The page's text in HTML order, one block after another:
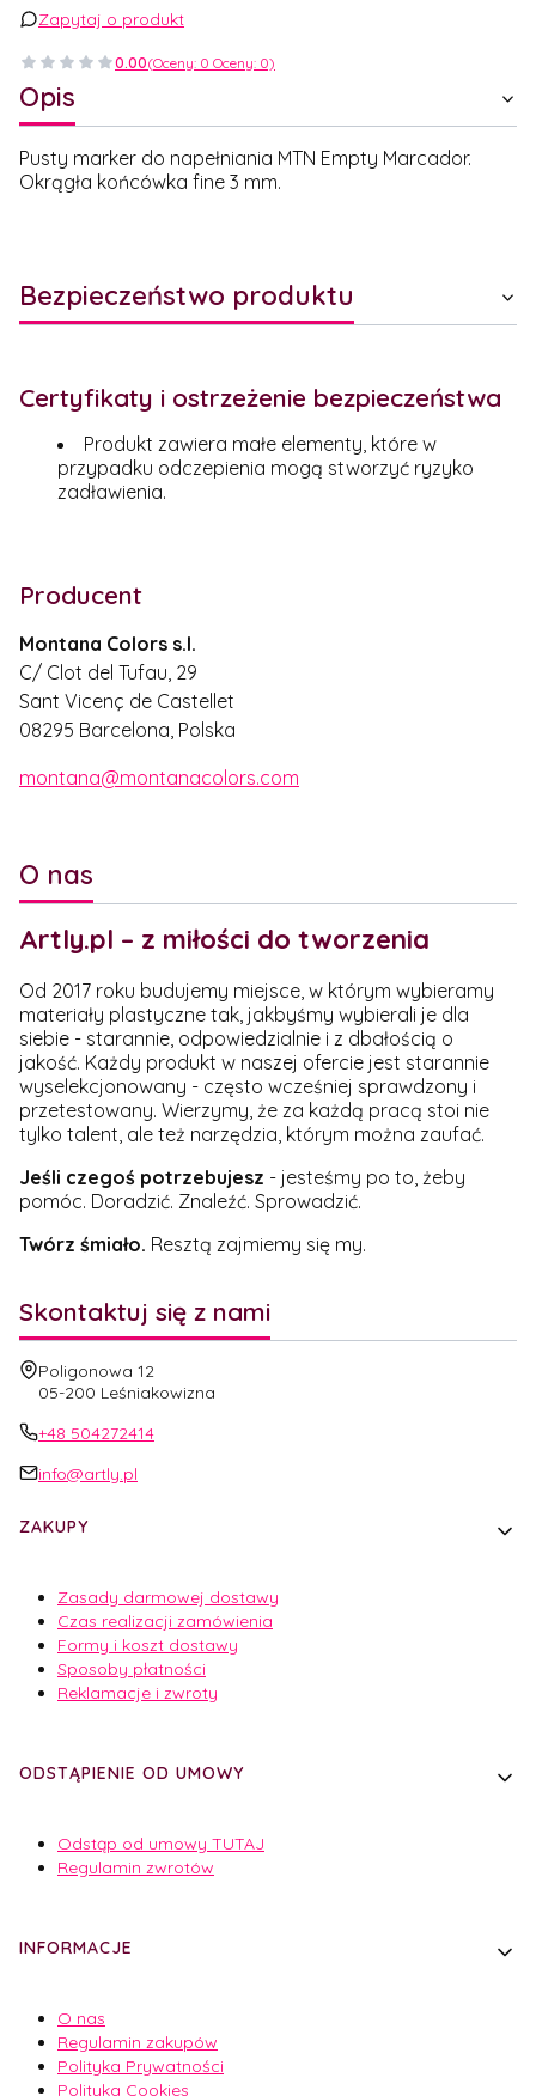
Zapytaj o produkt
0.00(Oceny: 0 Oceny: 0)
Opis
Pusty marker do napełniania MTN Empty Marcador.
Okrągła końcówka fine 3 mm.
Bezpieczeństwo produktu
Certyfikaty i ostrzeżenie bezpieczeństwa
Produkt zawiera małe elementy, które w
przypadku odczepienia mogą stworzyć ryzyko
zadławienia.
Producent
Montana Colors s.l.
C/ Clot del Tufau, 29
Sant Vicenç de Castellet
08295 Barcelona, Polska
montana@montanacolors.com
O nas
Artly.pl – z miłości do tworzenia
Od 2017 roku budujemy miejsce, w którym wybieramy
materiały plastyczne tak, jakbyśmy wybierali je dla
siebie - starannie, odpowiedzialnie i z dbałością o
jakość. Każdy produkt w naszej ofercie jest starannie
wyselekcjonowany - często wcześniej sprawdzony i
przetestowany. Wierzymy, że za każdą pracą stoi nie
tylko talent, ale też narzędzia, którym można zaufać.
Jeśli czegoś potrzebujesz - jesteśmy po to, żeby
pomóc. Doradzić. Znaleźć. Sprowadzić.
Twórz śmiało. Resztą zajmiemy się my.
Skontaktuj się z nami
Adres:
Poligonowa 12
05-200 Leśniakowizna
+48 504272414
info@artly.pl
ZAKUPY
Zasady darmowej dostawy
Czas realizacji zamówienia
Formy i koszt dostawy
Sposoby płatności
Reklamacje i zwroty
ODSTĄPIENIE OD UMOWY
Odstąp od umowy TUTAJ
Regulamin zwrotów
INFORMACJE
O nas
Regulamin zakupów
Polityka Prywatności
Polityka Cookies